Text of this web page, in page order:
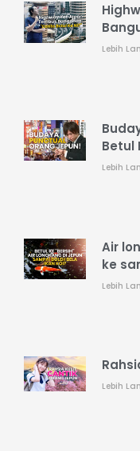
Lebih
Betul
Lebih
Air
ke
Lebih
Lebih